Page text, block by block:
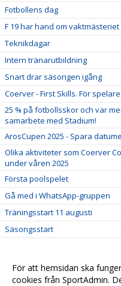
Fotbollens dag
F 19 har hand om vaktmästeriet
Teknikdagar
Intern tränarutbildning
Snart drar säsongen igång
Coerver - First Skills. För
25 % på fotbollsskor och var
samarbete med Stadium!
ArosCupen 2025 - Spara
Olika aktiviteter som Coerver
under våren 2025
Första poolspelet
Gå med i WhatsApp-gruppen
Träningsstart 11 augusti
Säsongsstart
Information om uppstartsmötet
Uppstartsmöte F 19 den 11/4
För att hemsidan ska
cookies från SportAdmin.